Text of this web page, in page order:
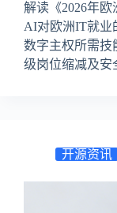
解读《2026年
AI对欧洲IT就业
数字主权所需技
级岗位缩减及安
开源资讯